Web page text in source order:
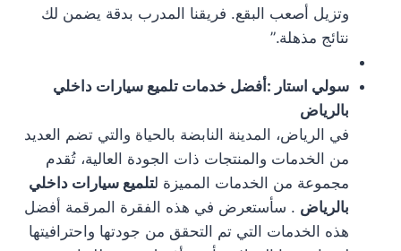
وتزيل أصعب البقع. فريقنا المدرب بدقة يضمن لك
نتائج مذهلة.”
سولي استار :أفضل خدمات تلميع سيارات داخلي
بالرياض
في الرياض، المدينة النابضة بالحياة والتي تضم العديد
من الخدمات والمنتجات ذات الجودة العالية، تُقدم
مجموعة من الخدمات المميزة لتلميع سيارات داخلي
بالرياض . سأستعرض في هذه الفقرة المرقمة أفضل
هذه الخدمات التي تم التحقق من جودتها واحترافيتها